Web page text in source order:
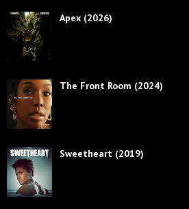
Apex (2026)
The Front Room (2024)
Sweetheart (2019)